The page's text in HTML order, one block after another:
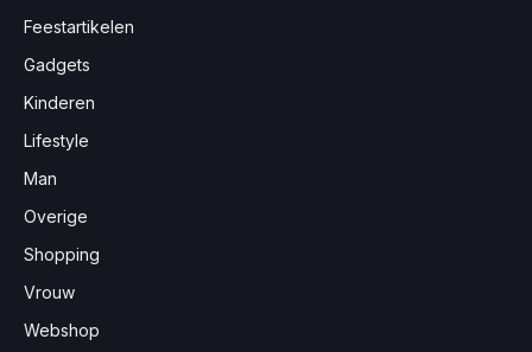
Feestartikelen
Gadgets
Kinderen
Lifestyle
Man
Overige
Shopping
Vrouw
Webshop